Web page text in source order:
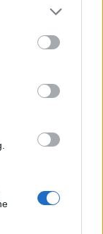
come
trovare
Blackhole
i bot
difendere la